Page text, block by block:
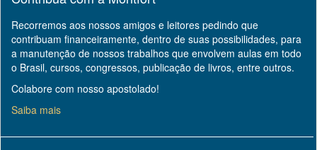
Recorremos aos nossos amigos e leitores pedindo que
contribuam financeiramente, dentro de suas possibilidades, para
a manutenção de nossos trabalhos que envolvem aulas em todo
o Brasil, cursos, congressos, publicação de livros, entre outros.
Colabore com nosso apostolado!
Saiba mais